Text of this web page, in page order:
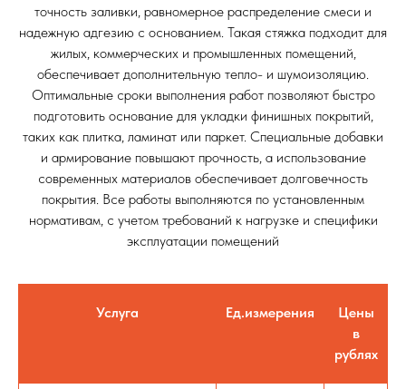
точность заливки, равномерное распределение смеси и
надежную адгезию с основанием. Такая стяжка подходит для
жилых, коммерческих и промышленных помещений,
обеспечивает дополнительную тепло- и шумоизоляцию.
Оптимальные сроки выполнения работ позволяют быстро
подготовить основание для укладки финишных покрытий,
таких как плитка, ламинат или паркет. Специальные добавки
и армирование повышают прочность, а использование
современных материалов обеспечивает долговечность
покрытия. Все работы выполняются по установленным
нормативам, с учетом требований к нагрузке и специфики
эксплуатации помещений
Услуга Ед.измерения
Цены
в
рублях